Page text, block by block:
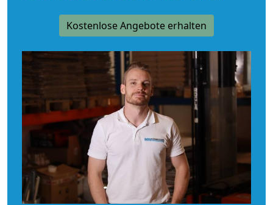
Kostenlose Angebote erhalten